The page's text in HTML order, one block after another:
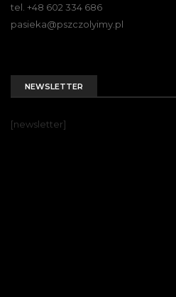
tel. +48 602 334 686
pasieka@pszczolyimy.pl
NEWSLETTER
[newsletter]